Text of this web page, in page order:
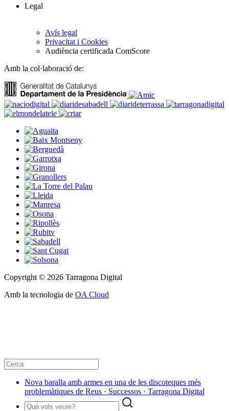
Legal
Avís legal
Privacitat i Cookies
Audiència certificada ComScore
Amb la col·laboració de:
Copyright © 2026 Tarragona Digital
Amb la tecnologia de OA Cloud
Nova baralla amb armes en una de les discoteques més
problemàtiques de Reus · Successos · Tarragona Digital